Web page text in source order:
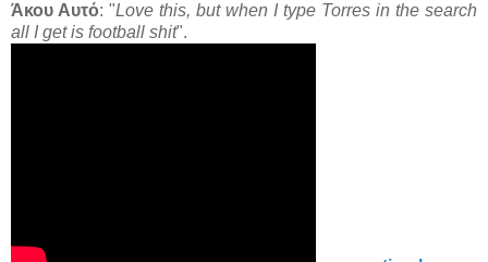
Άκου Αυτό: "Love this, but when I type Torres in the search
all I get is football shit".